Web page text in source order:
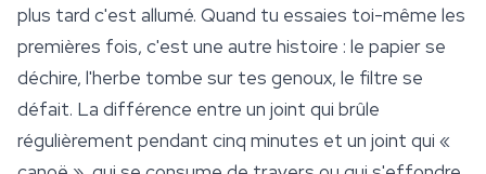
plus tard c'est allumé. Quand tu essaies toi-même les
premières fois, c'est une autre histoire : le papier se
déchire, l'herbe tombe sur tes genoux, le filtre se
défait. La différence entre un joint qui brûle
régulièrement pendant cinq minutes et un joint qui «